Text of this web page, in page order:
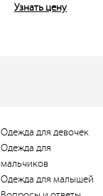
Узнать цену
Одежда для девочек
Одежда для
мальчиков
Одежда для малышей